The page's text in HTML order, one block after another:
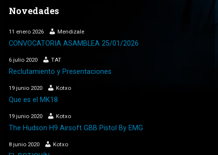
Novedades
11 enero 2026 Mendizale
CONVOCATORIA ASAMBLEA 25/01/2026
6 julio 2020 TAT
Reclutamiento y Presentaciones
19 junio 2020 Kotxo
Que es el MK18
19 junio 2020 Kotxo
The Hudson H9 Airsoft GBB Pistol By EMG
8 junio 2020 Kotxo